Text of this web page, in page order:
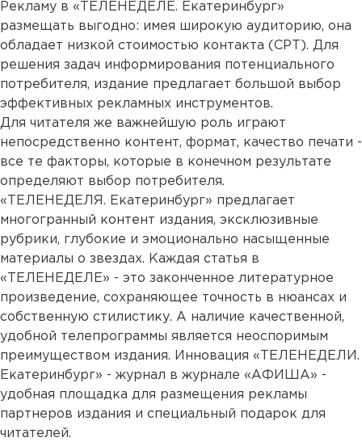
Рекламу в «ТЕЛЕНЕДЕЛЕ. Екатеринбург»
размещать выгодно: имея широкую аудиторию, она
обладает низкой стоимостью контакта (CPT). Для
решения задач информирования потенциального
потребителя, издание предлагает большой выбор
эффективных рекламных инструментов.
Для читателя же важнейшую роль играют
непосредственно контент, формат, качество печати -
все те факторы, которые в конечном результате
определяют выбор потребителя.
«ТЕЛЕНЕДЕЛЯ. Екатеринбург» предлагает
многогранный контент издания, эксклюзивные
рубрики, глубокие и эмоционально насыщенные
материалы о звездах. Каждая статья в
«ТЕЛЕНЕДЕЛЕ» - это законченное литературное
произведение, сохраняющее точность в нюансах и
собственную стилистику. А наличие качественной,
удобной телепрограммы является неоспоримым
преимуществом издания. Инновация «ТЕЛЕНЕДЕЛИ.
Екатеринбург» - журнал в журнале «АФИША» -
удобная площадка для размещения рекламы
партнеров издания и специальный подарок для
читателей.